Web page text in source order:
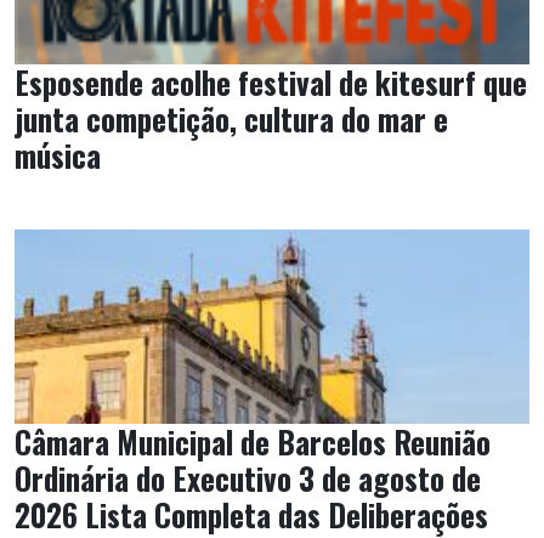
Esposende acolhe festival de kitesurf que
junta competição, cultura do mar e
música
Câmara Municipal de Barcelos Reunião
Ordinária do Executivo 3 de agosto de
2026 Lista Completa das Deliberações